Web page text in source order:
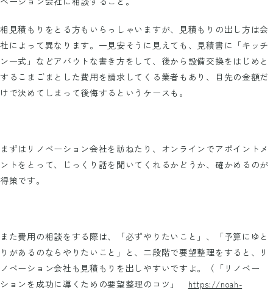
相見積もりをとる方もいらっしゃいますが、見積もりの出し方は会
社によって異なります。一見安そうに見えても、見積書に「キッチ
ン一式」などアバウトな書き方をして、後から設備交換をはじめと
するこまごまとした費用を請求してくる業者もあり、目先の金額だ
けで決めてしまって後悔するというケースも。
まずはリノベーション会社を訪ねたり、オンラインでアポイントメ
ントをとって、じっくり話を聞いてくれるかどうか、確かめるのが
得策です。
また費用の相談をする際は、「必ずやりたいこと」、「予算にゆと
りがあるのならやりたいこと」と、二段階で要望整理をすると、リ
ノベーション会社も見積もりを出しやすいですよ。（「リノベー
ションを成功に導くための要望整理のコツ」 https://noah-